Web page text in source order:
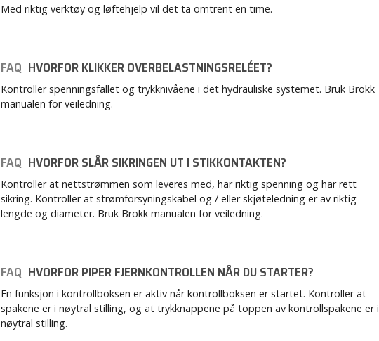
Med riktig verktøy og løftehjelp vil det ta omtrent en time.
FAQ HVORFOR KLIKKER OVERBELASTNINGSRELÉET?
Kontroller spenningsfallet og trykknivåene i det hydrauliske systemet. Bruk Brokk
manualen for veiledning.
FAQ HVORFOR SLÅR SIKRINGEN UT I STIKKONTAKTEN?
Kontroller at nettstrømmen som leveres med, har riktig spenning og har rett
sikring. Kontroller at strømforsyningskabel og / eller skjøteledning er av riktig
lengde og diameter. Bruk Brokk manualen for veiledning.
FAQ HVORFOR PIPER FJERNKONTROLLEN NÅR DU STARTER?
En funksjon i kontrollboksen er aktiv når kontrollboksen er startet. Kontroller at
spakene er i nøytral stilling, og at trykknappene på toppen av kontrollspakene er i
nøytral stilling.